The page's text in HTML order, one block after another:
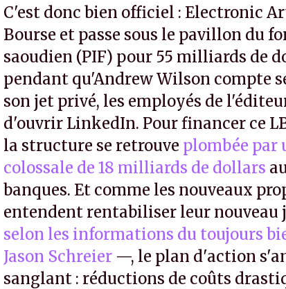
C'est donc bien officiel : Electronic
Bourse et passe sous le pavillon du
saoudien (PIF) pour 55 milliards de
pendant qu'Andrew Wilson compte
son jet privé, les employés de
d'ouvrir LinkedIn. Pour financer ce
la structure se retrouve plombée par
colossale de 18 milliards de dollars
banques. Et comme les nouveaux
entendent rentabiliser leur
selon les informations du toujours
Jason Schreier —, le plan d'action
sanglant : réductions de coûts